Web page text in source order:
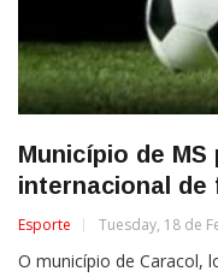
Município de
internacional de
Esporte Tuesday, 18 de
O município de Caracol,